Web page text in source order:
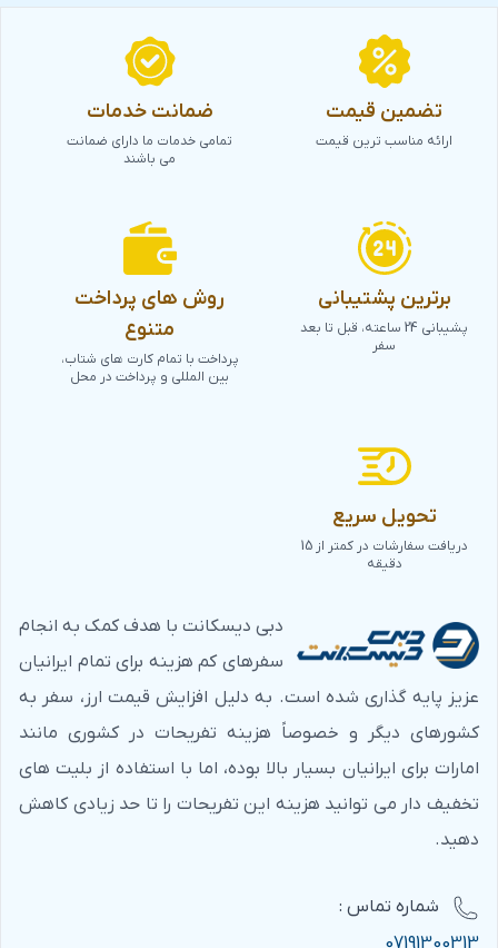
تضمین قیمت
ارائه مناسب ترین قیمت
ضمانت خدمات
تمامی خدمات ما دارای ضمانت
می باشند
برترین پشتیبانی
پشیبانی 24 ساعته، قبل تا بعد
سفر
روش های پرداخت
متنوع
پرداخت با تمام کارت های شتاب،
بین المللی و پرداخت در محل
تحویل سریع
دریافت سفارشات در کمتر از 15
دقیقه
دبی دیسکانت با هدف کمک به انجام
سفرهای کم هزینه برای تمام ایرانیان
عزیز پایه گذاری شده است. به دلیل افزایش قیمت ارز، سفر به
کشورهای دیگر و خصوصاً هزینه تفریحات در کشوری مانند
امارات برای ایرانیان بسیار بالا بوده، اما با استفاده از بلیت های
تخفیف دار می توانید هزینه این تفریحات را تا حد زیادی کاهش
دهید.
شماره‌ تماس :